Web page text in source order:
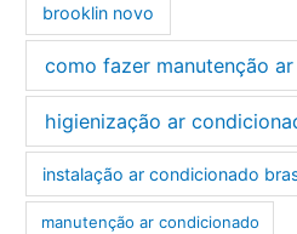
brooklin novo
como fazer manutenção
higienização ar
instalação ar condicionado
manutenção ar condicionado